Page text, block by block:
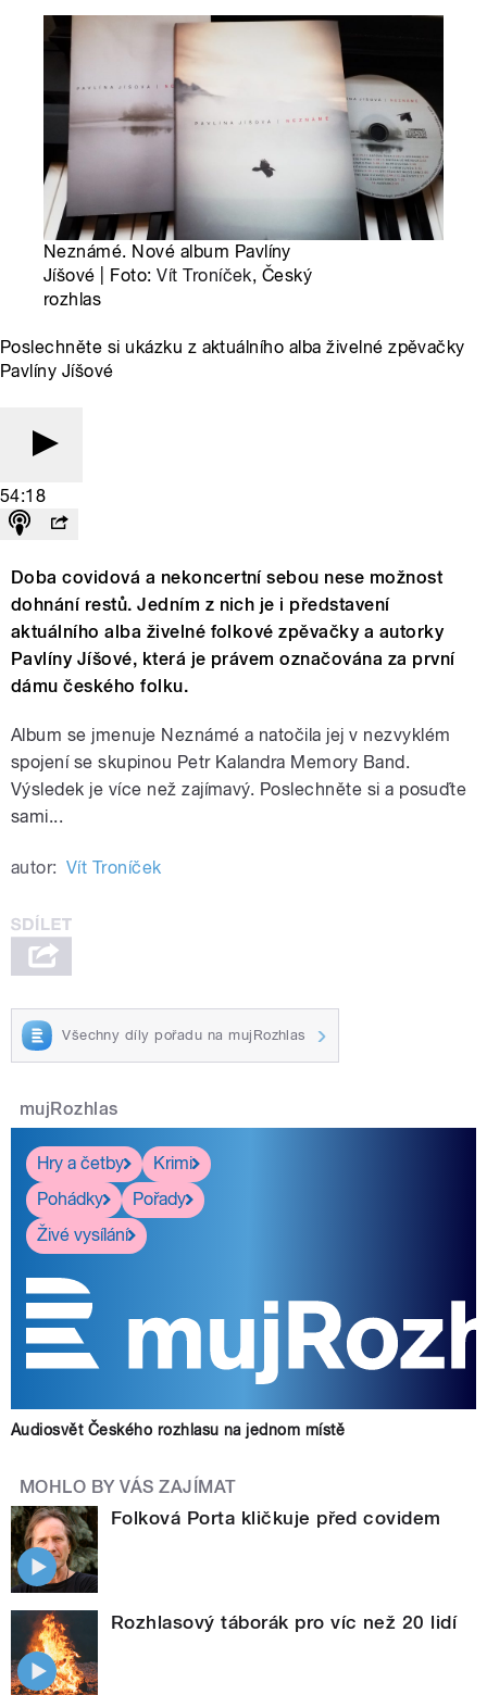
Neznámé. Nové album Pavlíny
Jíšové | Foto:Vít Troníček, Český
rozhlas
Poslechněte si ukázku z aktuálního alba živelné zpěvačky
Pavlíny Jíšové
54:18
Doba covidová a nekoncertní sebou nese možnost
dohnání restů. Jedním z nich je i představení
aktuálního alba živelné folkové zpěvačky a autorky
Pavlíny Jíšové, která je právem označována za první
dámu českého folku.
Album se jmenuje Neznámé a natočila jej v nezvyklém
spojení se skupinou Petr Kalandra Memory Band.
Výsledek je více než zajímavý. Poslechněte si a posuďte
sami...
autor: Vít Troníček
Všechny díly pořadu na mujRozhlas
mujRozhlas
Hry a četby
Krimi
Pohádky
Pořady
Živé vysílání
Audiosvět Českého rozhlasu na jednom místě
MOHLO BY VÁS ZAJÍMAT
Folková Porta kličkuje před covidem
Rozhlasový táborák pro víc než 20 lidí